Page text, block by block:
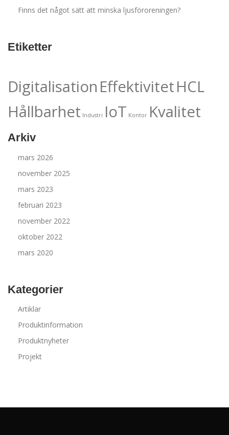
Finns det något sätt att minska ljusföroreningen?
Etiketter
Digitalisation EffektivitetHCL
Hållbarhet Industri IoT Kontor Kvalitet
Arkiv
mars 2026
november 2025
mars 2023
februari 2023
november 2022
oktober 2022
mars 2020
Kategorier
Artiklar
Produktinformation
Produktnyheter
Projekt